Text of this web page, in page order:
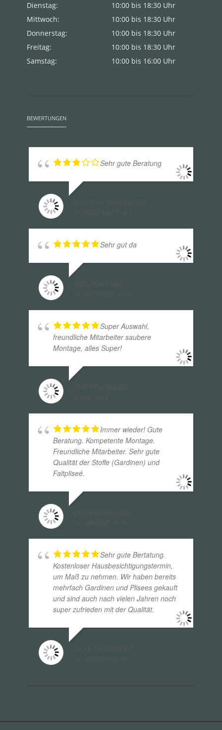
Dienstag:
10:00 bis 18:30 Uhr
Mittwoch:
10:00 bis 18:30 Uhr
Donnerstag:
10:00 bis 18:30 Uhr
Freitag:
10:00 bis 18:30 Uhr
Samstag:
10:00 bis 16:00 Uhr
BEWERTUNGEN
Sehr gute Beratung
Sehr gut da
Super Auswahl,
freundliche Mitarbeiter saubere
Montage, alles Super!
Immer wieder! Gute
Beratung. Kompetente Montage.
Freundliche Mitarbeiter. Sehr gute
Qualität der Stoffe (Gardinen) und
Faltpliseé.
Sehr gute Bertatung.
Kostenloser Hausbesichtigungstermin,
um Maß zu nehmen. Wir haben bereits
mehrfach Gardinen und Plisees gekauft
und sind auch nach vielen Jahren noch
super zufrieden mit der Qualität.